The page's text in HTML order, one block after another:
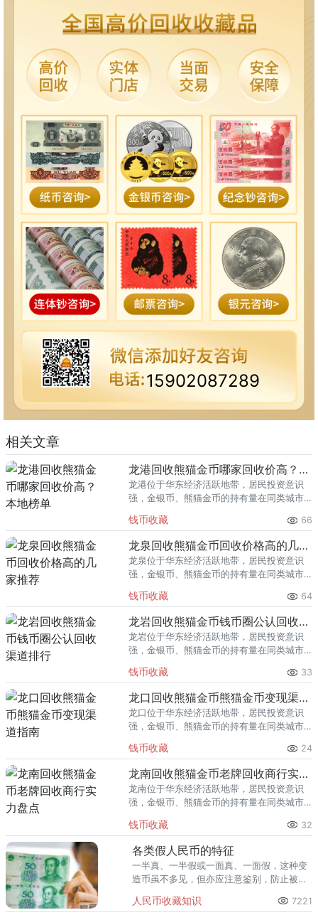
15902087289
相关文章
龙港回收熊猫金币哪家回收价高？本地榜单
龙港位于华东经济活跃地带，居民投资意识
强，金银币、熊猫金币的持有量在同类城市
熊猫金币的需求就明显升温，但鱼龙混杂的
回收渠道里，能精准识别版别溢
钱币收藏 66
龙泉回收熊猫金币回收价格高的几家推荐
龙泉位于华东经济活跃地带，居民投资意识
强，金银币、熊猫金币的持有量在同类城市
熊猫金币的需求就明显升温，但鱼龙混杂的
回收渠道里，能精准识别版别溢
钱币收藏 64
龙岩回收熊猫金币钱币圈公认回收渠道排行
龙岩位于华东经济活跃地带，居民投资意识
强，金银币、熊猫金币的持有量在同类城市
熊猫金币的需求就明显升温，但鱼龙混杂的
回收渠道里，能精准识别版别溢
钱币收藏 33
龙口回收熊猫金币熊猫金币变现渠道指南
龙口位于华东经济活跃地带，居民投资意识
强，金银币、熊猫金币的持有量在同类城市
熊猫金币的需求就明显升温，但鱼龙混杂的
回收渠道里，能精准识别版别溢
钱币收藏 24
龙南回收熊猫金币老牌回收商行实力盘点
龙南位于华东经济活跃地带，居民投资意识
强，金银币、熊猫金币的持有量在同类城市
熊猫金币的需求就明显升温，但鱼龙混杂的
回收渠道里，能精准识别版别溢
钱币收藏 32
各类假人民币的特征
一半真、一半假或一面真、一面假，这种变
造币虽不多见，但亦应注意鉴别，防止被
人民币收藏知识 7221